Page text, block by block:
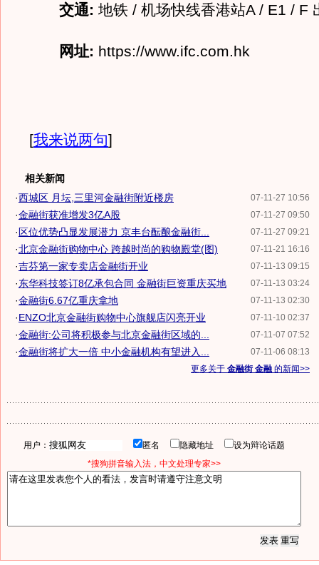
交通: 地铁 / 机场快线香港站A / E1 / F
网址: https://www.ifc.com.hk
[我来说两句]
相关新闻
07-11-27 10:56
·西城区 月坛,三里河金融街附近楼房
07-11-27 09:50
·金融街获准增发3亿A股
07-11-27 09:21
· 区位优势凸显发展潜力 京丰台酝酿金融街...
07-11-21 16:16
·北京金融街购物中心 跨越时尚的购物殿堂(图)
07-11-13 09:15
·吉芬第一家专卖店金融街开业
07-11-13 03:24
·东华科技签订8亿承包合同 金融街巨资重庆买地
07-11-13 02:30
·金融街6.67亿重庆拿地
07-11-10 02:37
·ENZO北京金融街购物中心旗舰店闪亮开业
07-11-07 07:52
·金融街:公司将积极参与北京金融街区域的...
07-11-06 08:13
·金融街将扩大一倍 中小金融机构有望进入...
更多关于 金融街 金融 的新闻>>
用户： 匿名 隐藏地址
设为辩论话题
*搜狗拼音输入法，中文处理专家>>